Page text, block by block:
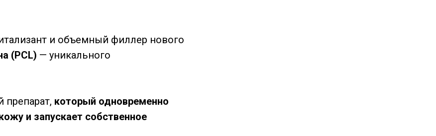
и объемный филлер нового
(PCL) — уникального
который одновременно
и запускает собственное